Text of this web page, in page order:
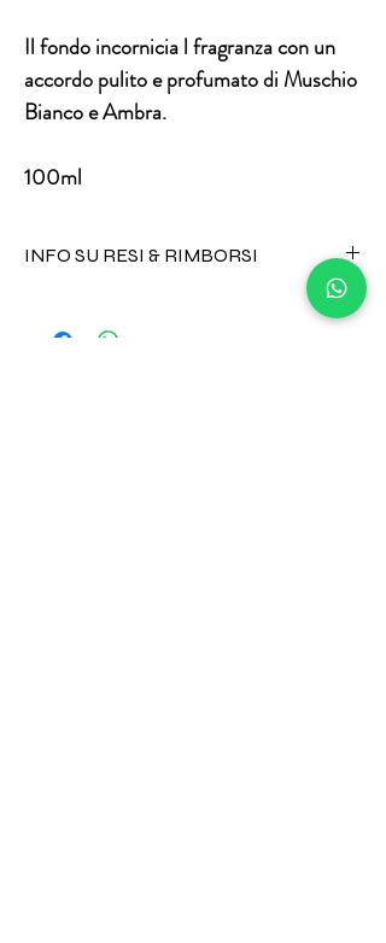
Il fondo incornicia l fragranza con un
accordo pulito e profumato di Muschio
Bianco e Ambra.
100ml
INFO SU RESI & RIMBORSI
possono essere resi per alcuna ragione.